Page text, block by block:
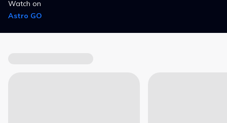
Watch on
Astro GO